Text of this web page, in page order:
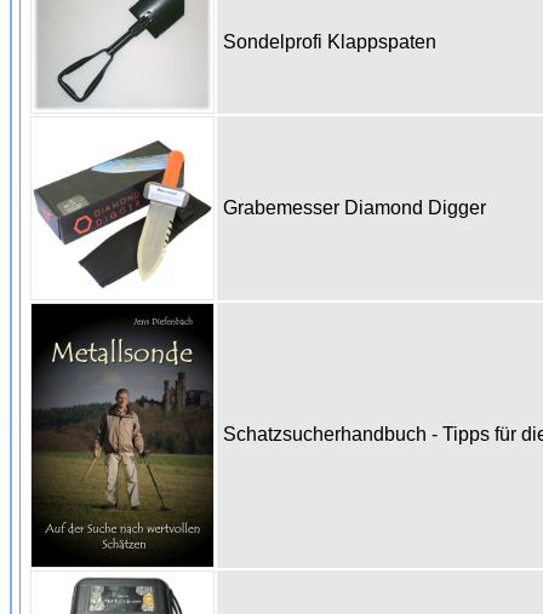
Sondelprofi Klappspaten
Grabemesser Diamond Digger
Schatzsucherhandbuch - Tipps für